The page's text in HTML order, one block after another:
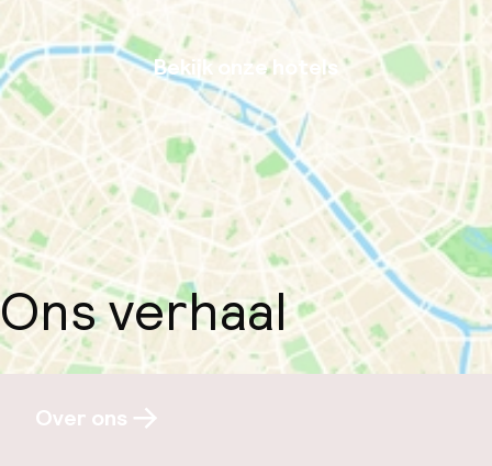
Bekijk onze hotels
Ons verhaal
Over ons